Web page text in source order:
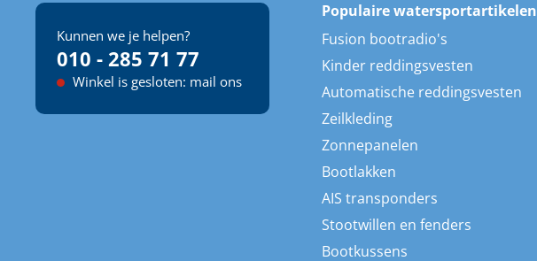
Kunnen we je helpen?
010 - 285 71 77
Winkel is gesloten: mail ons
Populaire watersportartikelen
Fusion bootradio's
Kinder reddingsvesten
Automatische reddingsvesten
Zeilkleding
Zonnepanelen
Bootlakken
AIS transponders
Stootwillen en fenders
Bootkussens